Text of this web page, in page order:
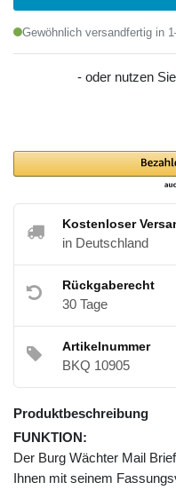
Gewöhnlich versandfertig in
- oder nutzen
Kostenloser
in Deutschland
Rückgaberecht
30 Tage
Artikelnummer
BKQ 10905
Produktbeschreibung
FUNKTION:
Der Burg Wächter Mail
Ihnen mit seinem